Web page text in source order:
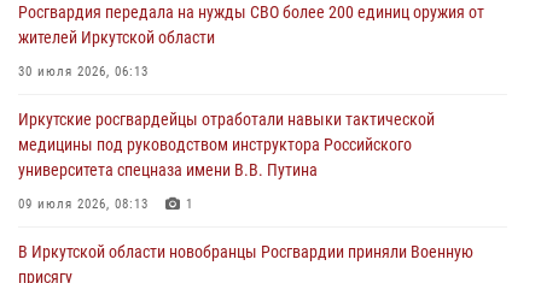
сердца к сердцу» (видео)
31 июля 2026, 04:37
пропавшую пожилую женщину в Иркутске
30 июля 2026, 07:37
Росгвардия передала на нужды СВО более 200 единиц оружия от
жителей Иркутской области
30 июля 2026, 06:13
Иркутские росгвардейцы отработали навыки тактической
медицины под руководством инструктора Российского
университета спецназа имени В.В. Путина
09 июля 2026, 08:13 1
В Иркутской области новобранцы Росгвардии приняли Военную
присягу